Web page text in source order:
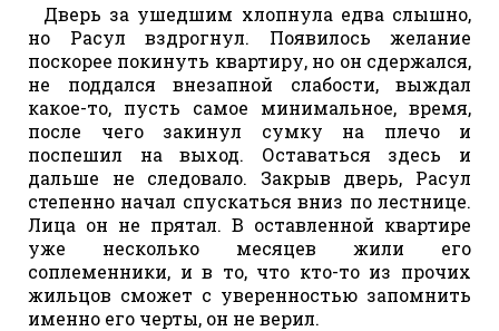
Дверь за ушедшим хлопнула едва слышно,
но Расул вздрогнул. Появилось желание
поскорее покинуть квартиру, но он сдержался,
не поддался внезапной слабости, выждал
какое-то, пусть самое минимальное, время,
после чего закинул сумку на плечо и
поспешил на выход. Оставаться здесь и
дальше не следовало. Закрыв дверь, Расул
степенно начал спускаться вниз по лестнице.
Лица он не прятал. В оставленной квартире
уже несколько месяцев жили его
соплеменники, и в то, что кто-то из прочих
жильцов сможет с уверенностью запомнить
именно его черты, он не верил.